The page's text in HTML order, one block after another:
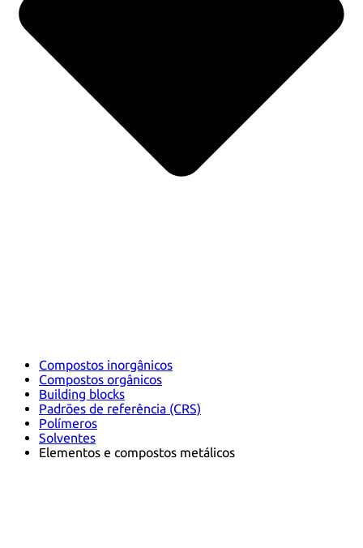
Compostos inorgânicos
Compostos orgânicos
Building blocks
Padrões de referência (CRS)
Polímeros
Solventes
Elementos e compostos metálicos